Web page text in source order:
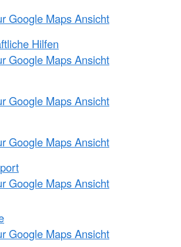
Google Maps Ansicht
Hilfen
Google Maps Ansicht
Google Maps Ansicht
Google Maps Ansicht
Google Maps Ansicht
Google Maps Ansicht